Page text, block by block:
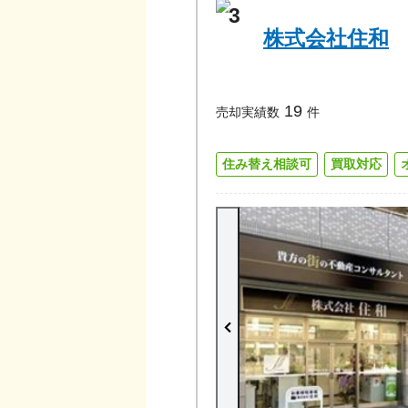
3
株式会社住和
売却実績数 19 件
住み替え相談可 買取対応